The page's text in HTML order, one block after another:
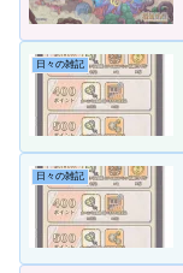
日々の雑記
日々の雑記